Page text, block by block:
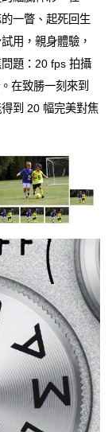
一瞥、起死回生
用，親身體驗，
題：20 fps 拍攝
在致勝一刻來到
到 20 幅完美對焦